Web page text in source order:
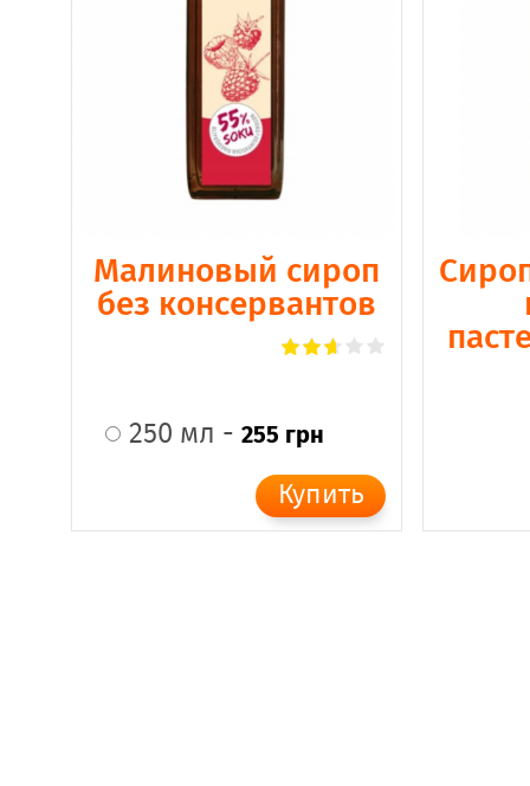
Малиновый сироп
без консервантов
250 мл - 255 грн